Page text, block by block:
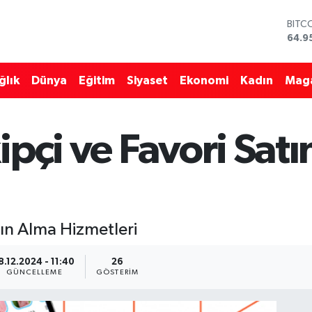
Dünya Eğitim Siyaset Ekonomi Kadın
ve Favori
Alma Hizmetleri
- 11:40
GÜNCELLEME
26
GÖSTERIM